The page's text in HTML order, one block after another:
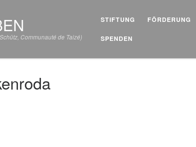
Communauté de Taizé)
STIFTUNG FÖRDERUNG
SPENDEN